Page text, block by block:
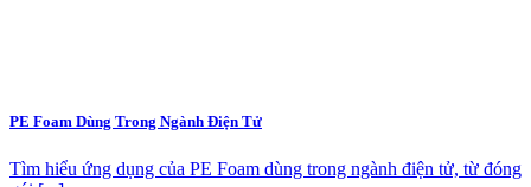
PE Foam Dùng Trong Ngành Điện Tử
Tìm hiểu ứng dụng của PE Foam dùng trong ngành điện tử, từ đóng